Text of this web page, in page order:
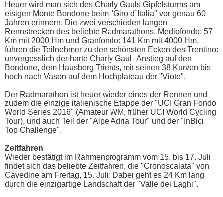
Heuer wird man sich des Charly Gauls Gipfelsturms am
eisigen Monte Bondone beim "Giro d´Italia" vor genau 60
Jahren erinnern. Die zwei verschieden langen
Rennstrecken des beliebte Radmarathons, Mediofondo: 57
Km mit 2000 Hm und Granfondo: 141 Km mit 4000 Hm,
führen die Teilnehmer zu den schönsten Ecken des Trentino:
unvergesslich der harte Charly Gaul–Anstieg auf den
Bondone, dem Hausberg Trients, mit seinen 38 Kurven bis
hoch nach Vason auf dem Hochplateau der "Viote".
Der Radmarathon ist heuer wieder eines der Rennen und
zudem die einzige italienische Etappe der "UCI Gran Fondo
World Series 2016" (Amateur WM, früher UCI World Cycling
Tour), und auch Teil der "Alpe Adria Tour" und der "InBici
Top Challenge".
Zeitfahren
Wieder bestätigt im Rahmenprogramm vom 15. bis 17. Juli
findet sich das beliebte Zeitfahren, die "Cronoscalata" von
Cavedine am Freitag, 15. Juli: Dabei geht es 24 Km lang
durch die einzigartige Landschaft der "Valle dei Laghi".